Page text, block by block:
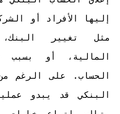
إليها الأفراد أو
مثل تغيير
المالية، أو بسبب
الحساب. على الرغم
البنكي قد يبدو